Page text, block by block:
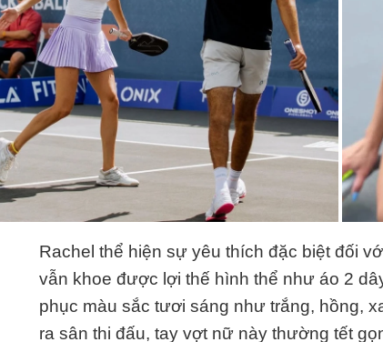
Rachel thể hiện sự yêu thích đặc biệt đối
vẫn khoe được lợi thế hình thể như áo 2
phục màu sắc tươi sáng như trắng, hồng,
ra sân thi đấu, tay vợt nữ này thường tết